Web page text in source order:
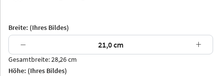
Arran Luzern
Breite: (Ihres Bildes)
− +
Gesamtbreite: 28,26 cm
Höhe: (Ihres Bildes)